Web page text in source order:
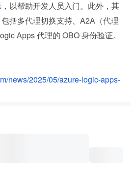
，以帮助开发人员入门。此外，其
括多代理切换支持、A2A（代理
Apps 代理的 OBO 身份验证。
news/2025/05/azure-logic-apps-